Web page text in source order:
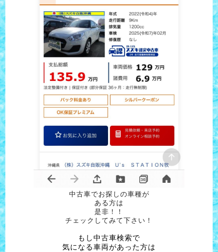
中古車でお探しの車種が
ある方は
是非！！
チェックしてみて下さい！
もし中古車検索で
気になる車両があった方は